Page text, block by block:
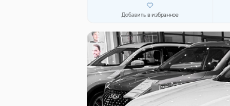
Добавить в избранное